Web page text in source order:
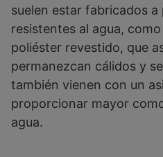
suelen estar fabricados
resistentes al agua,
poliéster revestido, que
permanezcan cálidos y
también vienen con un
proporcionar mayor
agua.